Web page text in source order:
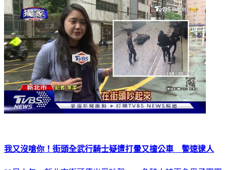
我又沒嗆你！街頭全武行騎士疑遭打暈又撞公車 警速逮人